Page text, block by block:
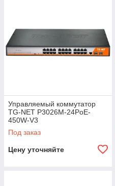
Управляемый коммутатор
TG-NET P3026M-24PoE-
450W-V3
Под заказ
Цену уточняйте